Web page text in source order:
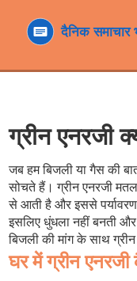
ग्रीन एनरजी
जब हम बिजली या गैस की
सोचते हैं। ग्रीन एनरजी
से आती है और इससे
इसलिए धुंधला नहीं बनती
बिजली की मांग के साथ
घर में ग्रीन